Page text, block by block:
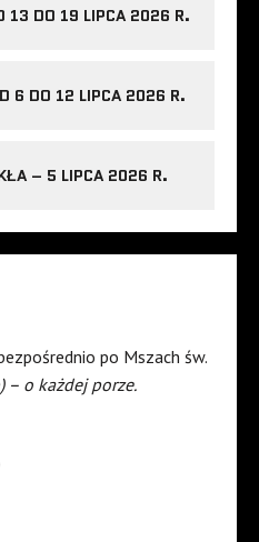
13 DO 19 LIPCA 2026 R.
6 DO 12 LIPCA 2026 R.
– 5 LIPCA 2026 R.
po Mszach św.
– o każdej porze.